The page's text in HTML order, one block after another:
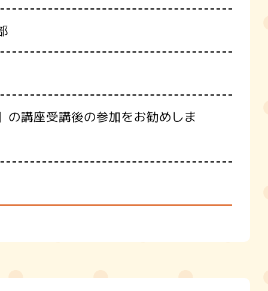
の講座受講後の参加をお勧めしま